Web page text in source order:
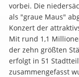
vorbei. Die
als "graue Maus"
Konzert der
Mit rund 1,1
der zehn größten
erfolgt in 51
zusammengefasst